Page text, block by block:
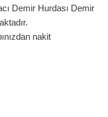
Demir Hurdası Demir
nakit